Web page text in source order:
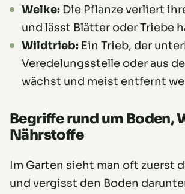
Welke: Die Pflanze verliert
und lässt Blätter oder Triebe
Wildtrieb: Ein Trieb, der
Veredelungsstelle oder aus
wächst und meist entfernt
Begriffe rund um Boden,
Nährstoffe
Im Garten sieht man oft zuerst
und vergisst den Boden